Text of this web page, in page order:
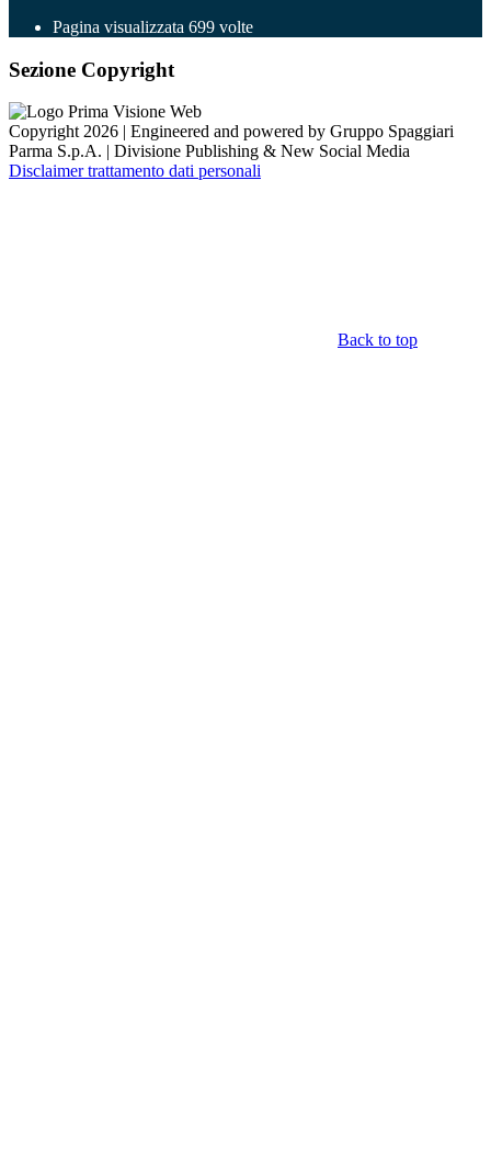
Pagina visualizzata 699 volte
Sezione Copyright
Copyright 2026 | Engineered and powered by Gruppo Spaggiari
Parma S.p.A. | Divisione Publishing & New Social Media
Disclaimer trattamento dati personali
Back to top